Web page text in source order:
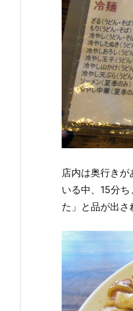
店内は奥行き
いる中、15分
た」と品が出さ